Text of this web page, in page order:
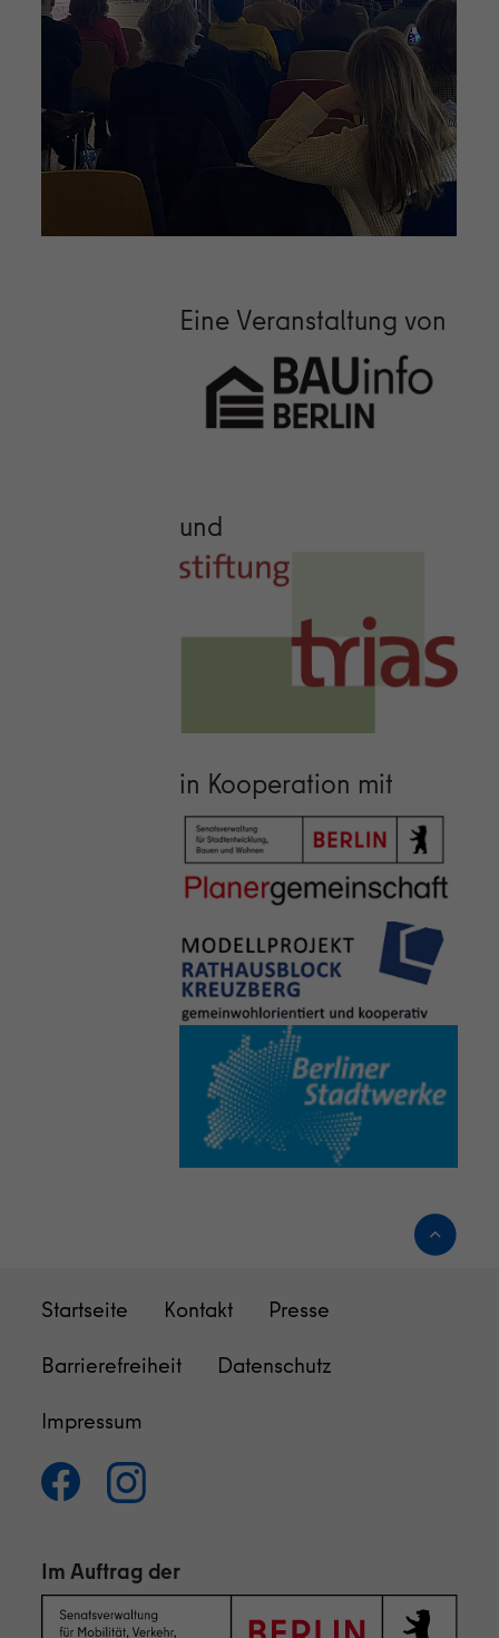
Eine Veranstaltung von
und
in Kooperation mit
Startseite Kontakt
Presse
Barrierefreiheit
Datenschutz
Impressum
Im Auftrag der